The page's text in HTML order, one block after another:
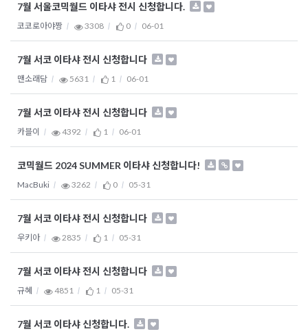
7월 서울코믹월드 이타샤 전시 신청합니다.
코코로아야짱 3308 0 06-01
7월 서코 이타샤 전시 신청합니다
맨소래담 5631 1 06-01
7월 서코 이타샤 전시 신청합니다
카블이 4392 1 06-01
코믹월드 2024 SUMMER 이타샤 신청합니다!
MacBuki 3262 0 05-31
7월 서코 이타샤 전시 신청합니다
우키아 2835 1 05-31
7월 서코 이타샤 전시 신청합니다
규혜 4851 1 05-31
7월 서코 이타샤 신청합니다.